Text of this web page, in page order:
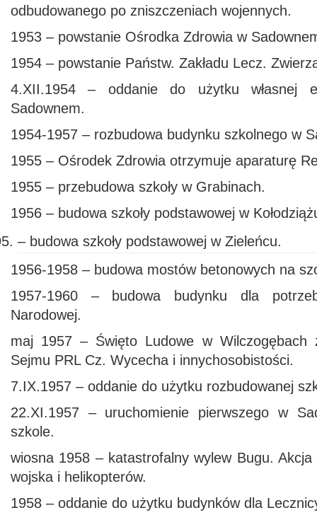
odbudowanego po zniszczeniach wojennych.
1953 – powstanie Ośrodka Zdrowia w
1954 – powstanie Państw. Zakładu Lecz.
4.XII.1954 – oddanie do użytku własnej
Sadownem.
1954-1957 – rozbudowa budynku szkolnego w
1955 – Ośrodek Zdrowia otrzymuje aparaturę
1955 – przebudowa szkoły w Grabinach.
1956 – budowa szkoły podstawowej w
– budowa szkoły podstawowej w Zieleńcu.
1956-1958 – budowa mostów betonowych na
1957-1960 – budowa budynku dla
Narodowej.
maj 1957 – Święto Ludowe w Wilczogębach
Sejmu PRL Cz. Wycecha i innychosobistości.
7.IX.1957 – oddanie do użytku rozbudowanej
22.XI.1957 – uruchomienie pierwszego w
szkole.
wiosna 1958 – katastrofalny wylew Bugu. Akcja
wojska i helikopterów.
1958 – oddanie do użytku budynków dla